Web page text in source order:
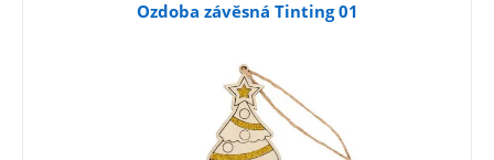
Ozdoba závěsná Tinting 01